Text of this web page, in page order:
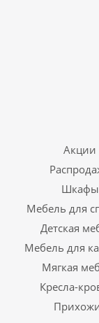
Акции
Шкафы
Мебель для
Детская
Мебель для
Мягкая
Кресла-